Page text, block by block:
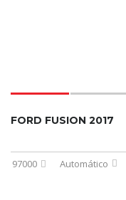
FORD FUSION 2017
97000 Automático